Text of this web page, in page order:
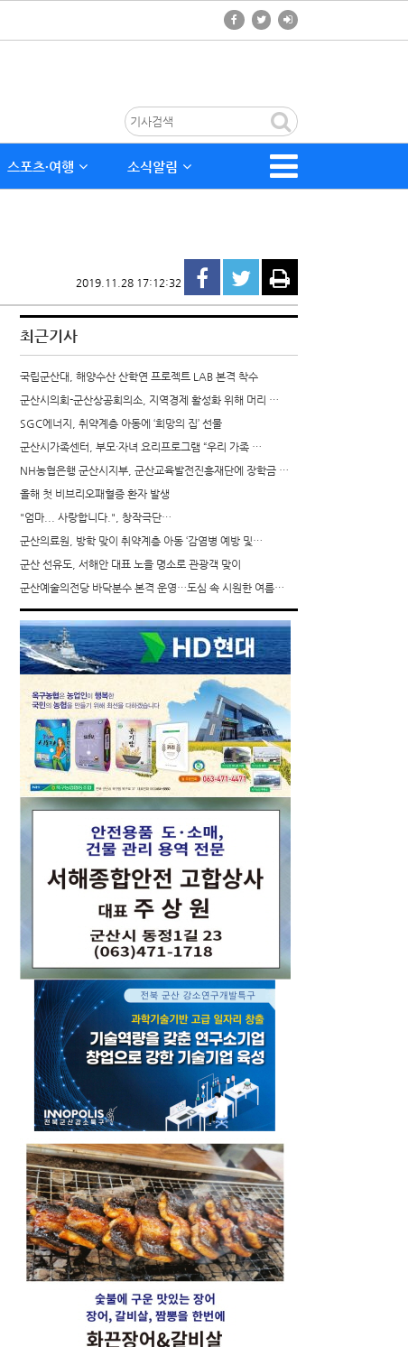
스포츠∙여행 소식알림
2019.11.28 17:12:32
최근기사
국립군산대, 해양수산 산학연 프로젝트 LAB 본격 착수
군산시의회-군산상공회의소, 지역경제 활성화 위해 머리 …
SGC에너지, 취약계층 아동에 ‘희망의 집’ 선물
군산시가족센터, 부모·자녀 요리프로그램 “우리 가족 …
NH농협은행 군산시지부, 군산교육발전진흥재단에 장학금 …
올해 첫 비브리오패혈증 환자 발생
"엄마... 사랑합니다.", 창작극단…
군산의료원, 방학 맞이 취약계층 아동 ‘감염병 예방 및…
군산 선유도, 서해안 대표 노을 명소로 관광객 맞이
군산예술의전당 바닥분수 본격 운영…도심 속 시원한 여름…